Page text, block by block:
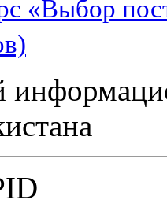
«Выбор